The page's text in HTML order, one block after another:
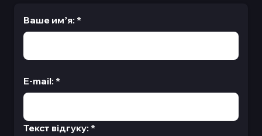
Ваше имʼя: *
E-mail: *
Текст відгуку: *